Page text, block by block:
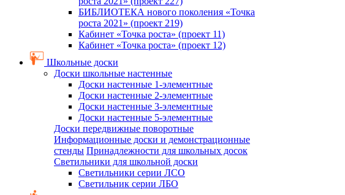
БИБЛИОТЕКА нового поколения «Точка
роста 2021» (проект 219)
Кабинет «Точка роста» (проект 11)
Кабинет «Точка роста» (проект 12)
Школьные доски
Доски школьные настенные
Доски настенные 1-элементные
Доски настенные 2-элементные
Доски настенные 3-элементные
Доски настенные 5-элементные
Доски передвижные поворотные
Информационные доски и демонстрационные
стенды Принадлежности для школьных досок
Светильники для школьной доски
Светильники серии ЛСО
Светильник серии ЛБО